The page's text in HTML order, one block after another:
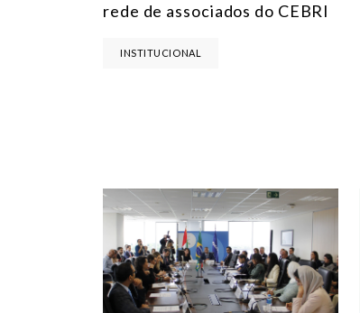
rede de associados do CEBRI
INSTITUCIONAL